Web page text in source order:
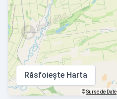
Răsfoiește Harta
©Surse de Date